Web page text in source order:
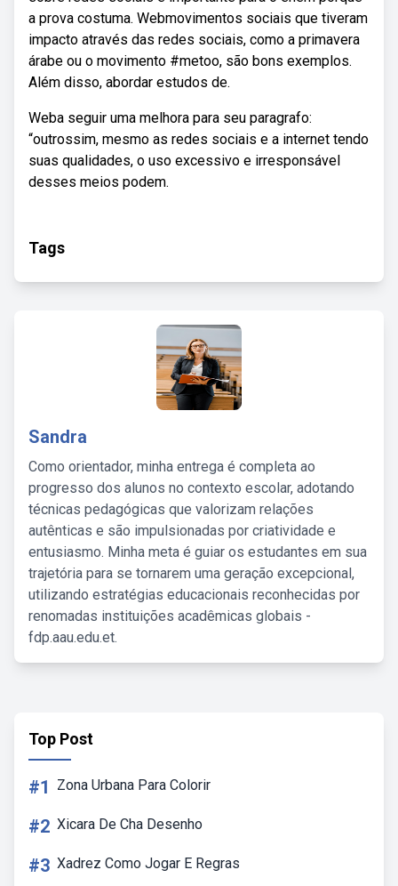
a prova costuma. Webmovimentos sociais que tiveram
impacto através das redes sociais, como a primavera
árabe ou o movimento #metoo, são bons exemplos.
Além disso, abordar estudos de.
Weba seguir uma melhora para seu paragrafo:
“outrossim, mesmo as redes sociais e a internet tendo
suas qualidades, o uso excessivo e irresponsável
desses meios podem.
Tags
Sandra
Como orientador, minha entrega é completa ao
progresso dos alunos no contexto escolar, adotando
técnicas pedagógicas que valorizam relações
autênticas e são impulsionadas por criatividade e
entusiasmo. Minha meta é guiar os estudantes em sua
trajetória para se tornarem uma geração excepcional,
utilizando estratégias educacionais reconhecidas por
renomadas instituições acadêmicas globais -
fdp.aau.edu.et.
Top Post
#1 Zona Urbana Para Colorir
#2 Xicara De Cha Desenho
#3 Xadrez Como Jogar E Regras